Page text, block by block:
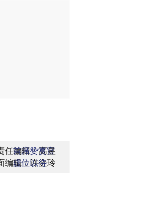
任编辑：高昱
编辑：许金玲
首席赞赏官
虚位以待